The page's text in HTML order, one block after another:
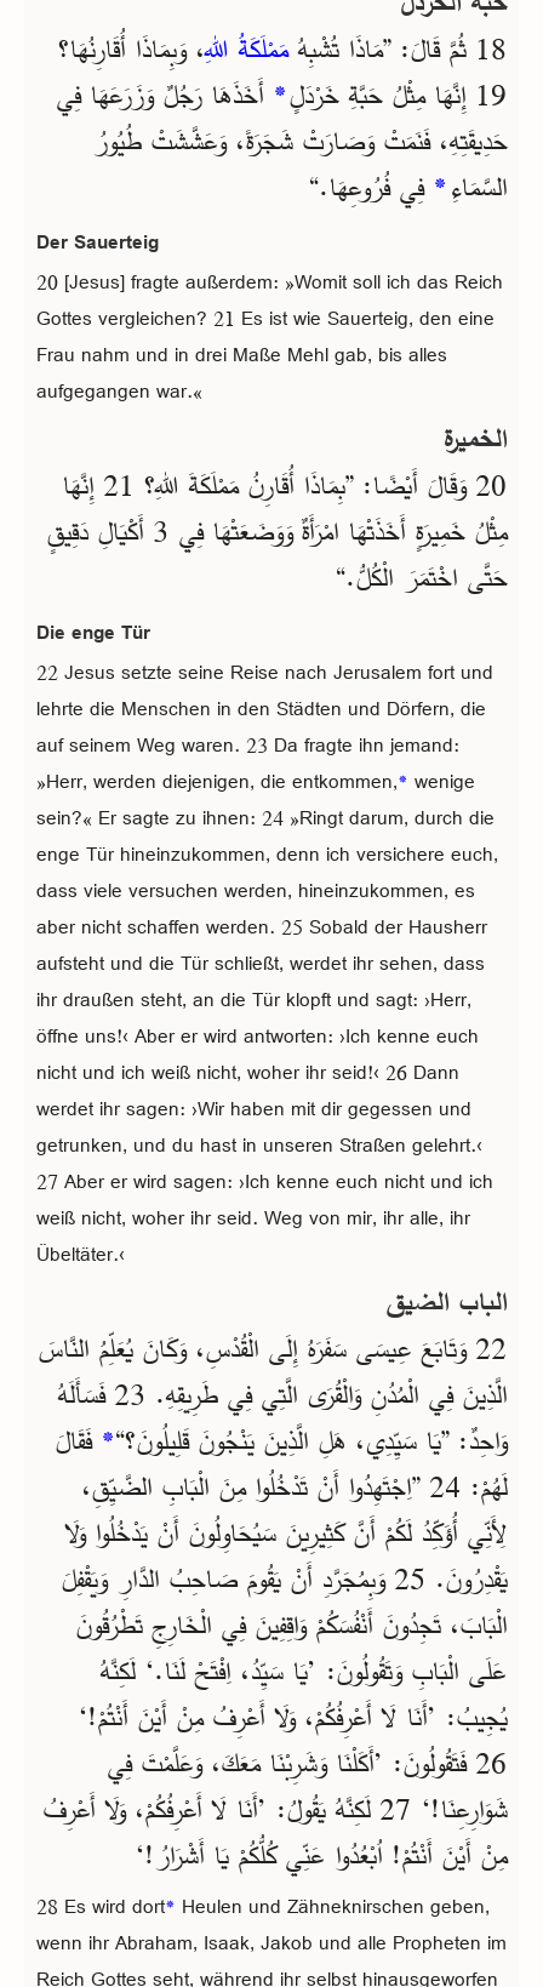
18 ثُمَّ قَالَ: ”مَاذَا تُشْبِهُ مَمْلَكَةُ اللهِ، وَبِمَاذَا أُقَارِنُهَا؟
19 إِنَّهَا مِثْلُ حَبَّةِ خَرْدَلٍ
* أَخَذَهَا رَجُلٌ وَزَرَعَهَا فِي
حَدِيقَتِهِ، فَنَمَتْ وَصَارَتْ شَجَرَةً، وَعَشَّشَتْ طُيُورُ
السَّمَاءِ* فِي فُرُوعِهَا.“
Der Sauerteig
20 [Jesus] fragte außerdem: »Womit soll ich das Reich
Gottes vergleichen? 21 Es ist wie Sauerteig, den eine
Frau nahm und in drei Maße Mehl gab, bis alles
aufgegangen war.«
الخميرة
20 وَقَالَ أَيْضًا: ”بِمَاذَا أُقَارِنُ مَمْلَكَةَ اللهِ؟ 21 إِنَّهَا
مِثْلُ خَمِيرَةٍ أَخَذَتْهَا امْرَأَةٌ وَوَضَعَتْهَا فِي 3 أَكْيَالِ دَقِيقٍ
حَتَّى اخْتَمَرَ الْكُلُّ.“
Die enge Tür
22 Jesus setzte seine Reise nach Jerusalem fort und
lehrte die Menschen in den Städten und Dörfern, die
auf seinem Weg waren. 23 Da fragte ihn jemand:
»Herr, werden diejenigen, die entkommen,* wenige
sein?« Er sagte zu ihnen: 24 »Ringt darum, durch die
enge Tür hineinzukommen, denn ich versichere euch,
dass viele versuchen werden, hineinzukommen, es
aber nicht schaffen werden. 25 Sobald der Hausherr
aufsteht und die Tür schließt, werdet ihr sehen, dass
ihr draußen steht, an die Tür klopft und sagt: ›Herr,
öffne uns!‹ Aber er wird antworten: ›Ich kenne euch
nicht und ich weiß nicht, woher ihr seid!‹ 26 Dann
werdet ihr sagen: ›Wir haben mit dir gegessen und
getrunken, und du hast in unseren Straßen gelehrt.‹
27 Aber er wird sagen: ›Ich kenne euch nicht und ich
weiß nicht, woher ihr seid. Weg von mir, ihr alle, ihr
Übeltäter.‹
الباب الضيق
22 وَتَابَعَ عِيسَى سَفَرَهُ إِلَى الْقُدْسِ، وَكَانَ يُعَلِّمُ النَّاسَ
الَّذِينَ فِي الْمُدُنِ وَالْقُرَى الَّتِي فِي طَرِيقِهِ. 23 فَسَأَلَهُ
وَاحِدٌ: ”يَا سَيِّدِي، هَلِ الَّذِينَ يَنْجُونَ قَلِيلُونَ؟“* فَقَالَ
لَهُمْ: 24 ”اِجْتَهِدُوا أَنْ تَدْخُلُوا مِنَ الْبَابِ الضَّيِّقِ،
لِأَنِّي أُؤَكِّدُ لَكُمْ أَنَّ كَثِيرِينَ سَيُحَاوِلُونَ أَنْ يَدْخُلُوا وَلَا
يَقْدِرُونَ. 25 وَبِمُجَرَّدِ أَنْ يَقُومَ صَاحِبُ الدَّارِ وَيَقْفِلَ
الْبَابَ، تَجِدُونَ أَنْفُسَكُمْ وَاقِفِينَ فِي الْخَارِجِ تَطْرُقُونَ
عَلَى الْبَابِ وَتَقُولُونَ: ’يَا سَيِّدُ، اِفْتَحْ لَنَا.‘ لَكِنَّهُ
يُجِيبُ: ’أَنَا لَا أَعْرِفُكُمْ، وَلَا أَعْرِفُ مِنْ أَيْنَ أَنْتُمْ!‘
26 فَتَقُولُونَ: ’أَكَلْنَا وَشَرِبْنَا مَعَكَ، وَعَلَّمْتَ فِي
شَوَارِعِنَا!‘ 27 لَكِنَّهُ يَقُولُ: ’أَنَا لَا أَعْرِفُكُمْ، وَلَا أَعْرِفُ
مِنْ أَيْنَ أَنْتُمْ! اُبْعُدُوا عَنِّي كُلُّكُمْ يَا أَشْرَارُ!‘
28 Es wird dort* Heulen und Zähneknirschen geben,
wenn ihr Abraham, Isaak, Jakob und alle Propheten im
Reich Gottes seht, während ihr selbst hinausgeworfen